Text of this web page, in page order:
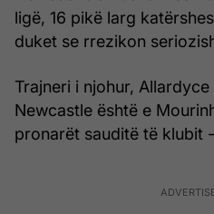
ligë, 16 pikë larg
duket se rrezikon
Trajneri i njohur,
Newcastle është e
pronarët sauditë të klubit